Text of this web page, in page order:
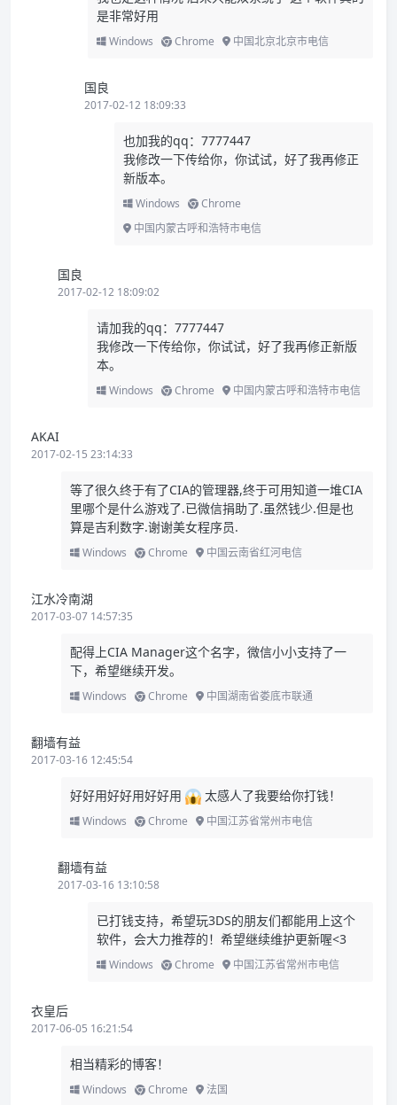
是非常好用
Windows Chrome 中国北京北京市电信
国良
2017-02-12 18:09:33
也加我的qq：7777447
我修改一下传给你，你试试，好了我再修正
新版本。
Windows
Chrome
中国内蒙古呼和浩特市电信
国良
2017-02-12 18:09:02
请加我的qq：7777447
我修改一下传给你，你试试，好了我再修正新版
本。
Windows Chrome 中国内蒙古呼和浩特市电信
AKAI
2017-02-15 23:14:33
等了很久终于有了CIA的管理器,终于可用知道一堆CIA
里哪个是什么游戏了.已微信捐助了.虽然钱少.但是也
算是吉利数字.谢谢美女程序员.
Windows Chrome 中国云南省红河电信
江水冷南湖
2017-03-07 14:57:35
配得上CIA Manager这个名字，微信小小支持了一
下，希望继续开发。
Windows Chrome 中国湖南省娄底市联通
翻墙有益
2017-03-16 12:45:54
好好用好好用好好用 太感人了我要给你打钱！
Windows Chrome 中国江苏省常州市电信
翻墙有益
2017-03-16 13:10:58
已打钱支持，希望玩3DS的朋友们都能用上这个
软件，会大力推荐的！希望继续维护更新喔<3
Windows Chrome 中国江苏省常州市电信
衣皇后
2017-06-05 16:21:54
相当精彩的博客！
Windows Chrome 法国